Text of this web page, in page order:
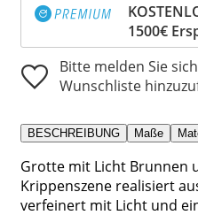
1500€
Bitte melden Sie
Wunschliste
BESCHREIBUNG Maße
Grotte mit Licht Brunnen
Krippenszene realisiert
verfeinert mit Licht und